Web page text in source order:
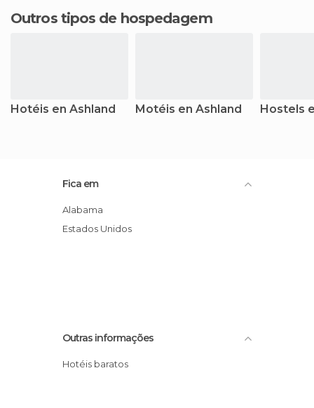
Outros tipos de hospedagem
Hotéis en Ashland Motéis en Ashland Hostels
Fica em
Alabama
Estados Unidos
Outras informações
Hotéis baratos